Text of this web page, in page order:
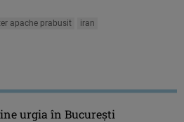
apache prabusit
iran
urgia în Bucureşti